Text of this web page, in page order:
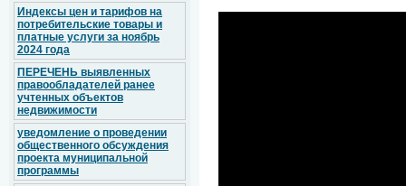
Индексы цен и тарифов на
потребительские товары и
платные услуги за ноябрь
2024 года
ПЕРЕЧЕНЬ выявленных
правообладателей ранее
учтенных объектов
недвижимости
уведомление о проведении
общественного обсуждения
проекта муниципальной
программы